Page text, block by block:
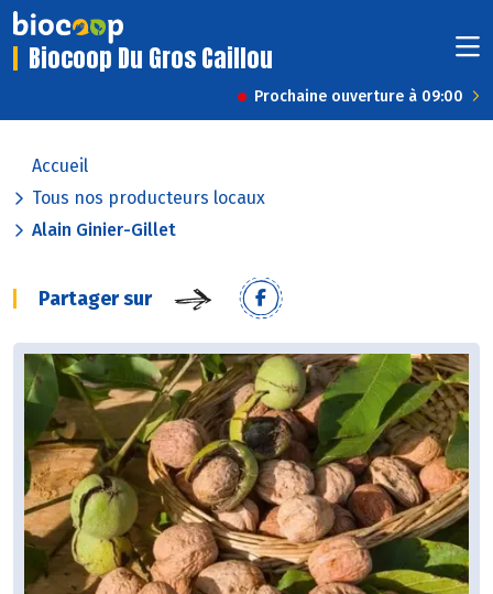
Biocoop Du Gros Caillou
Prochaine ouverture à 09:00
Accueil
Tous nos producteurs locaux
Alain Ginier-Gillet
Partager sur